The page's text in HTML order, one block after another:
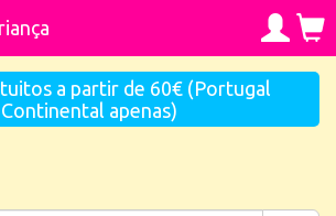
a partir de 60€ (Portugal
Continental apenas)